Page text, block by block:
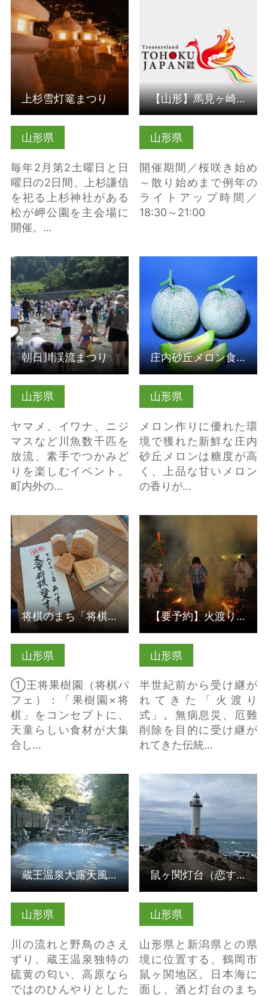
山形県
毎年2月第2土曜日と日
曜日の2日間、上杉謙信
を祀る上杉神社がある
松が岬公園を主会場に
開催。…
上杉雪灯篭まつり の詳
細はこちら
上杉雪灯篭まつり
山形県
開催期間／桜咲き始め
～散り始めまで例年の
ライトアップ時間／
18:30～21:00
【山形】馬見ヶ崎さくらラインライトアップ
山形県
ヤマメ、イワナ、ニジ
マスなど川魚数千匹を
放流、素手でつかみど
りを楽しむイベント。
町内外の…
朝日川渓流まつり の詳
細はこちら
朝日川渓流まつり
山形県
メロン作りに優れた環
境で獲れた新鮮な庄内
砂丘メロンは糖度が高
く、上品な甘いメロン
の香りが…
題 の詳細はこちら
庄内砂丘メロン食べ放題
山形県
①王将果樹園（将棋パ
フェ）：「果樹園×将
棋」をコンセプトに、
天童らしい食材が大集
合し…
将棋のまち「将棋フー
ド」 の詳細はこちら
将棋のまち「将棋フード」
山形県
半世紀前から受け継が
れてきた「火渡り
式」。無病息災、厄難
削除を目的に受け継が
れてきた伝統…
【要予約】火渡り式で
無病息災・さくらんぼ
東根温泉行脚【予定…
の詳細はこちら
【要予約】火渡り式で無病息災・さくらんぼ東根温泉行脚【予定…
山形県
川の流れと野鳥のさえ
ずり、蔵王温泉独特の
硫黄の匂い、高原なら
ではのひんやりとした
蔵王温泉大露天風呂 の
詳細はこちら
蔵王温泉大露天風呂
山形県
山形県と新潟県との県
境に位置する、鶴岡市
鼠ヶ関地区。日本海に
面し、酒と灯台のまち
鼠ヶ関灯台（恋する灯
台） の詳細はこちら
鼠ヶ関灯台（恋する灯台）